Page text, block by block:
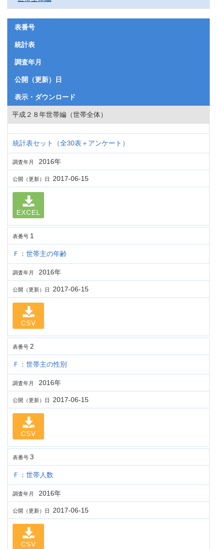
表番号
統計表
調査年月
公開（更新）日
表示・ダウンロード
平成２８年世帯編（世帯全体）
統計表セット（全30表＋アンケート）
調査年月 2016年
公開（更新）日 2017-06-15
EXCEL
表番号 1
Ｆ：世帯主の年齢
調査年月 2016年
公開（更新）日 2017-06-15
CSV
表番号 2
Ｆ：世帯主の性別
調査年月 2016年
公開（更新）日 2017-06-15
CSV
表番号 3
Ｆ：世帯人数
調査年月 2016年
公開（更新）日 2017-06-15
CSV